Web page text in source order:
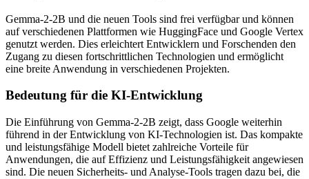
Gemma-2-2B und die neuen Tools sind frei verfügbar und können
auf verschiedenen Plattformen wie HuggingFace und Google Vertex
genutzt werden. Dies erleichtert Entwicklern und Forschenden den
Zugang zu diesen fortschrittlichen Technologien und ermöglicht
eine breite Anwendung in verschiedenen Projekten.
Bedeutung für die KI-Entwicklung
Die Einführung von Gemma-2-2B zeigt, dass Google weiterhin
führend in der Entwicklung von KI-Technologien ist. Das kompakte
und leistungsfähige Modell bietet zahlreiche Vorteile für
Anwendungen, die auf Effizienz und Leistungsfähigkeit angewiesen
sind. Die neuen Sicherheits- und Analyse-Tools tragen dazu bei, die